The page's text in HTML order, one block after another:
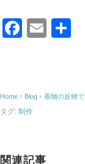
F
b
E
Home › Blog › 着物の反物で
タグ: 制作
関連記事